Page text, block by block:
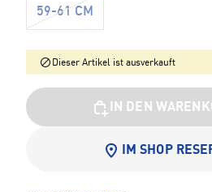
59-61 CM
Dieser Artikel ist ausverkauft
IN DEN
IM SHOP